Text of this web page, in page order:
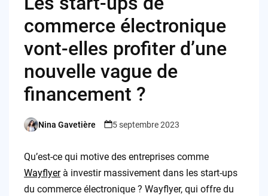
commerce électronique
vont-elles profiter d’une
nouvelle vague de
financement ?
Posted
Nina Gavetière 5 septembre 2023
Qu’est-ce qui motive des entreprises comme
Wayflyerà investir massivement dans les start-ups
du commerce électronique ? Wayflyer, qui offre du